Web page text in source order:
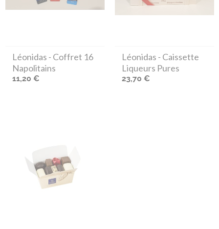
Léonidas - Coffret 16
Napolitains
11,20 €
Léonidas - Caissette
Liqueurs Pures
23,70 €